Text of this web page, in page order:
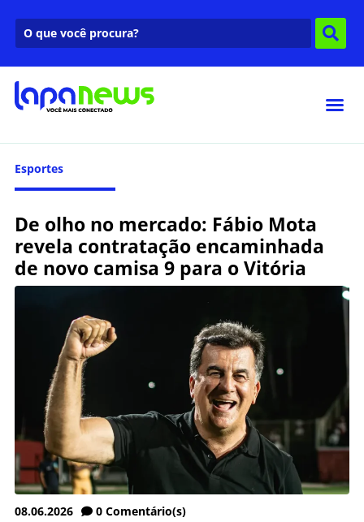
Esportes
De olho no mercado: Fábio Mota
revela contratação encaminhada
de novo camisa 9 para o Vitória
08.06.2026 0 Comentário(s)